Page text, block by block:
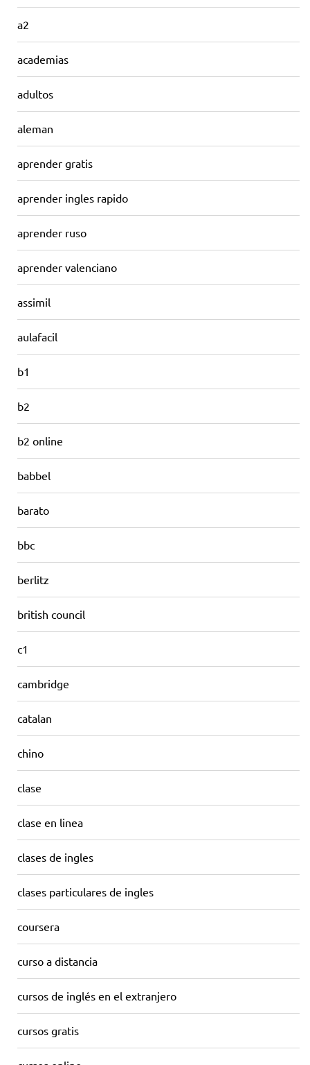
a2
academias
adultos
aleman
aprender gratis
aprender ingles rapido
aprender ruso
aprender valenciano
assimil
aulafacil
b1
b2
b2 online
babbel
barato
bbc
berlitz
british council
c1
cambridge
catalan
chino
clase
clase en linea
clases de ingles
clases particulares de ingles
coursera
curso a distancia
cursos de inglés en el extranjero
cursos gratis